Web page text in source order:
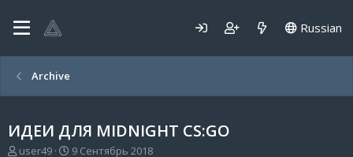
Russian
Archive
ИДЕИ ДЛЯ MIDNIGHT CS:GO
А
user49
Д
9 Сентябрь 2018